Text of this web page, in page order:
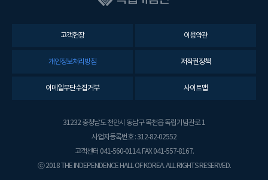
고객헌장 이용약관
개인정보처리방침 저작권정책
이메일무단수집거부 사이트맵
31232 충청남도 천안시 동남구 목천읍 독립기념관로 1
사업자등록번호 : 312-82-02552
고객센터 041-560-0114. FAX 041-557-8167.
ⓒ 2018 THE INDEPENDENCE HALL OF KOREA. ALL RIGHTS RESERVED.